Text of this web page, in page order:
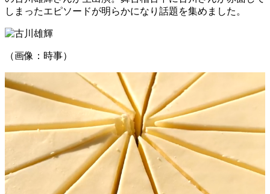
しまったエピソードが明らかになり話題を集めました。
（画像：時事）